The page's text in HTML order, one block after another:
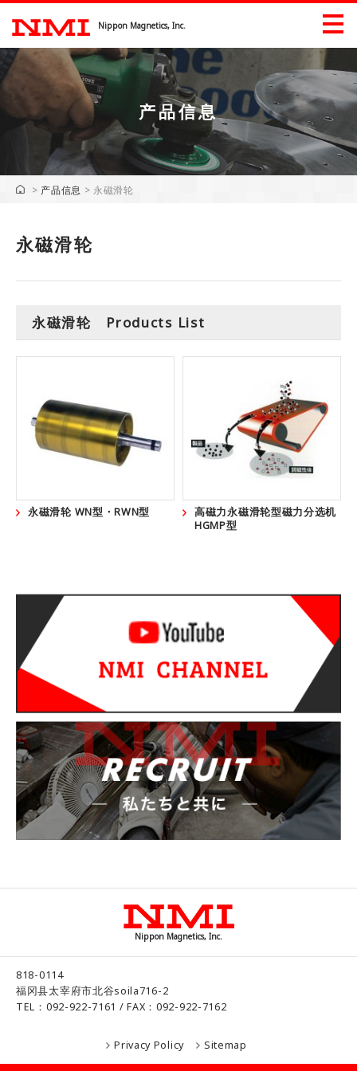
Nippon Magnetics, Inc.
产品信息
产品信息（工業）
下載
企业信息
公司历史 重点行业的所有权
工作机会
測試要求
产品信息
> 产品信息 > 永磁滑轮
永磁滑轮
永磁滑轮 Products List
永磁滑轮 WN型・RWN型
高磁力永磁滑轮型磁力分选机
HGMP型
Nippon Magnetics, Inc.
818-0114
福冈县太宰府市北谷soila716-2
TEL：092-922-7161 / FAX：092-922-7162
Privacy Policy Sitemap